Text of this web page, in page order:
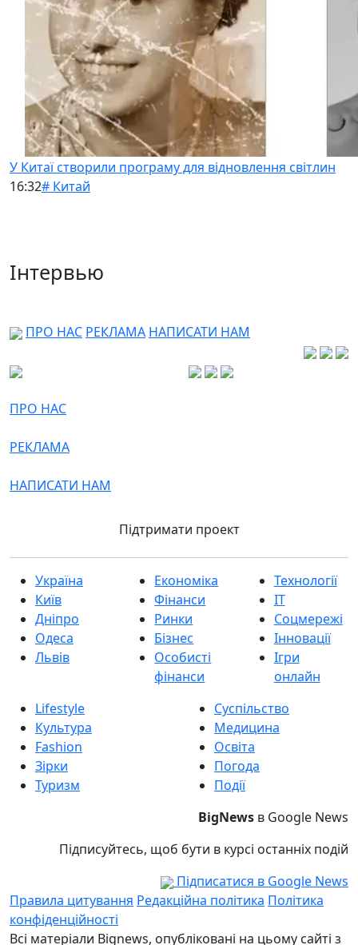
У Китаї створили програму для відновлення світлин
16:32# Китай
Інтервью
ПРО НАС РЕКЛАМА НАПИСАТИ НАМ
ПРО НАС
РЕКЛАМА
НАПИСАТИ НАМ
Підтримати проект
Україна
Київ
Дніпро
Одеса
Львів
Економіка
Фінанси
Ринки
Бізнес
Особисті
фінанси
Технології
IT
Соцмережі
Інновації
Ігри
онлайн
Lifestyle
Культура
Fashion
Зірки
Туризм
Суспільство
Медицина
Освіта
Погода
Події
BigNews в Google News
Підписуйтесь, щоб бути в курсі останніх подій
Підписатися в Google News
Правила цитування Редакційна політика Політика
конфіденційності
Всі матеріали Bignews, опубліковані на цьому сайті з